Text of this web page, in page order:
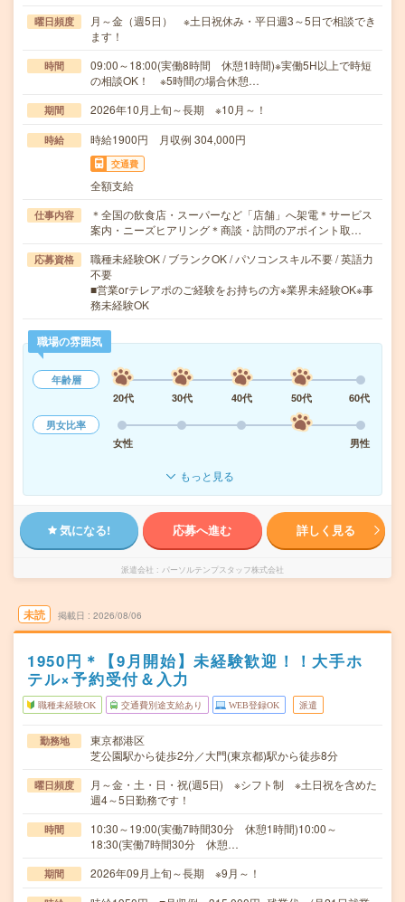
曜日頻度
月～金（週5日） ※土日祝休み・平日週3～5日で相談でき
ます！
時間
09:00～18:00(実働8時間 休憩1時間)※実働5H以上で時短
の相談OK！ ※5時間の場合休憩…
期間 2026年10月上旬～長期 ※10月～！
時給 時給1900円 月収例 304,000円
交通費
全額支給
仕事内容
＊全国の飲食店・スーパーなど「店舗」へ架電＊サービス
案内・ニーズヒアリング＊商談・訪問のアポイント取…
応募資格
職種未経験OK / ブランクOK / パソコンスキル不要 / 英語力
不要
■営業orテレアポのご経験をお持ちの方※業界未経験OK※事
務未経験OK
職場の雰囲気
年齢層
20代
30代 40代 50代
60代
男女比率
女性
男性
もっと見る
気になる! 応募へ進む 詳しく見る
派遣会社 パーソルテンプスタッフ株式会社
未読 掲載日 2026/08/06
1950円＊【9月開始】未経験歓迎！！大手ホ
テル×予約受付＆入力
職種未経験OK 交通費別途支給あり WEB登録OK 派遣
勤務地
東京都港区
芝公園駅から徒歩2分／大門(東京都)駅から徒歩8分
曜日頻度
月～金・土・日・祝(週5日) ※シフト制 ※土日祝を含めた
週4～5日勤務です！
時間
10:30～19:00(実働7時間30分 休憩1時間)10:00～
18:30(実働7時間30分 休憩…
期間 2026年09月上旬～長期 ※9月～！